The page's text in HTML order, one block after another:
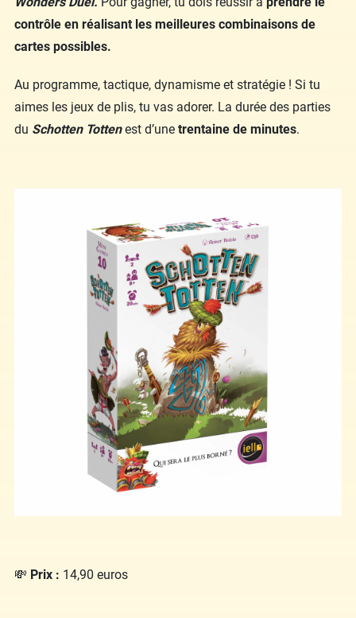
contrôle en réalisant les meilleures combinaisons de
cartes possibles.
Au programme, tactique, dynamisme et stratégie ! Si tu
aimes les jeux de plis, tu vas adorer. La durée des parties
du Schotten Totten est d’une trentaine de minutes.
💸 Prix : 14,90 euros